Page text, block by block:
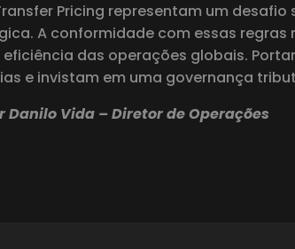
Pricing representam um
A conformidade com essas
das operações globais.
e invistam em uma governança
Vida – Diretor de Operações